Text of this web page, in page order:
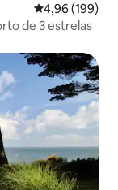
4,96 de uma
4,96 (199)
de 3 estrelas